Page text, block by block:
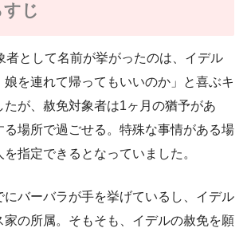
じ
者として名前が挙がったのは、イデル
娘を連れて帰ってもいいのか」と喜ぶキ
たが、赦免対象者は1ヶ月の猶予があ
る場所で過ごせる。特殊な事情がある場
指定できるとなっていました。
にバーバラが手を挙げているし、イデル
家の所属。そもそも、イデルの赦免を願